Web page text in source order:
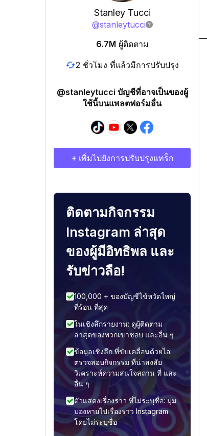
Stanley Tucci
@stanleytucci
6.7M ผู้ติดตาม
2 ชั่วโมง ที่แล้วมีการปรับปรุง
@stanleytucci บัญชีที่อาจเป็นของผู้
ใช้นี้บนแพลตฟอร์มอื่น
+ เพิ่มไปยังการปรับปรุงแทร็ก
ติดตามกิจกรรม
Instagram ล่าสุด
ของผู้มีอิทธิพล และ
รับข่าวลือ!
100,000 + ของบัญชีไข้หวัดใหญ่
ที่ร้อน ที่สุด
ในเชิงลึกรายงาน: ดูผู้ติดตาม
ล่าสุดของพวกเขาชอบ และอื่น ๆ
ข้อมูลเชิงลึก ที่ขับเคลื่อนด้วยไอ:
ตรวจสอบกิจกรรม ที่น่าสงสัย
วิเคราะห์ความสนใจสถาน ที่ และ
อื่น ๆ
ตัวแสดงเรื่องราว ที่ไม่ระบุชื่อ: มุม
มองหายไปเรื่องราว Instagram
โดยไม่ระบุชื่อ